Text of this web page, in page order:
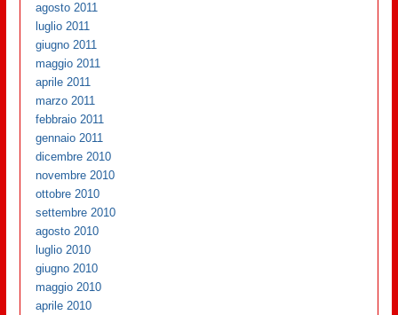
agosto 2011
luglio 2011
giugno 2011
maggio 2011
aprile 2011
marzo 2011
febbraio 2011
gennaio 2011
dicembre 2010
novembre 2010
ottobre 2010
settembre 2010
agosto 2010
luglio 2010
giugno 2010
maggio 2010
aprile 2010